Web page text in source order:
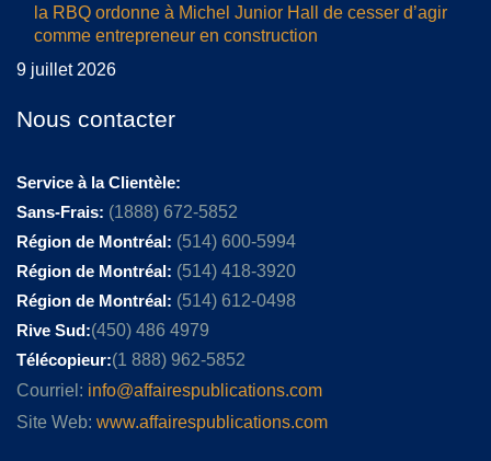
la RBQ ordonne à Michel Junior Hall de cesser d’agir
comme entrepreneur en construction
9 juillet 2026
Nous contacter
Service à la Clientèle:
Sans-Frais: (1888) 672-5852
Région de Montréal: (514) 600-5994
Région de Montréal: (514) 418-3920
Région de Montréal: (514) 612-0498
Rive Sud:(450) 486 4979
Télécopieur:(1 888) 962-5852
Courriel: info@affairespublications.com
Site Web: www.affairespublications.com